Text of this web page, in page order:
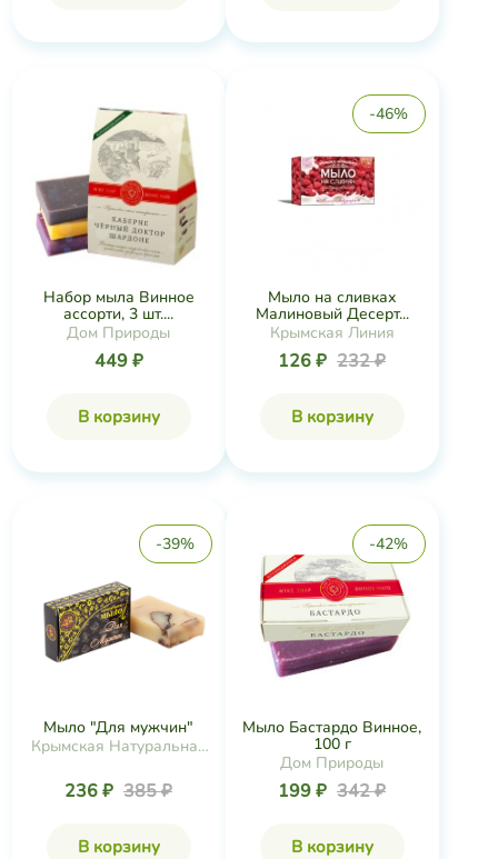
Набор мыла Винное
ассорти, 3 шт....
Дом Природы
449 ₽
В корзину
-46%
Мыло на сливках
Малиновый Десерт...
Крымская Линия
126 ₽ 232 ₽
В корзину
-39%
Мыло "Для мужчин"
Крымская Натуральная
236 ₽ 385 ₽
В корзину
-42%
Мыло Бастардо Винное,
100 г
Дом Природы
199 ₽ 342 ₽
В корзину